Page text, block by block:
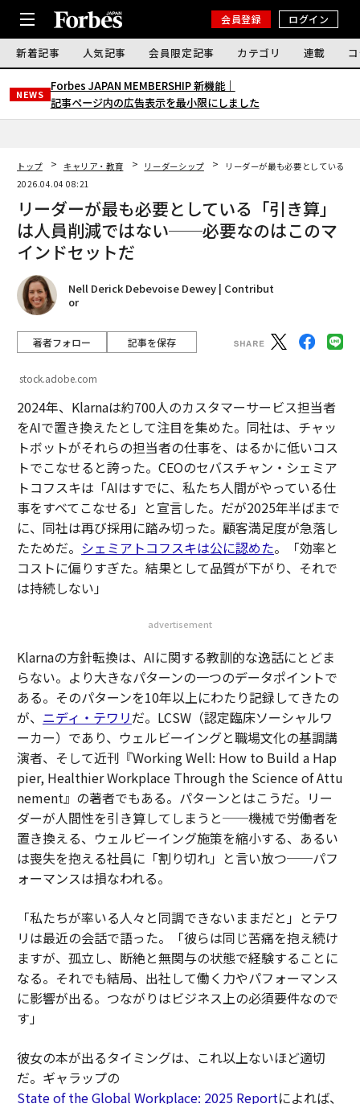
会員登録 ログイン
新着記事 人気記事 会員限定記事 カテゴリ 連載
NEWS
Forbes JAPAN MEMBERSHIP 新機能｜
記事ページ内の広告表示を最小限にしました
トップ キャリア・教育 リーダーシップ
リーダーが最も必要としている
2026.04.04 08:21
リーダーが最も必要としている「引き算」
は人員削減ではない──必要なのはこのマ
インドセットだ
Nell Derick Debevoise Dewey | Contribut
or
著者フォロー 記事を保存
stock.adobe.com
2024年、Klarnaは約700人のカスタマーサービス担当者
をAIで置き換えたとして注目を集めた。同社は、チャッ
トボットがそれらの担当者の仕事を、はるかに低いコス
トでこなせると誇った。CEOのセバスチャン・シェミア
トコフスキは「AIはすでに、私たち人間がやっている仕
事をすべてこなせる」と宣言した。だが2025年半ばまで
に、同社は再び採用に踏み切った。顧客満足度が急落し
たためだ。 シェミアトコフスキは公に認めた。「効率と
コストに偏りすぎた。結果として品質が下がり、それで
は持続しない」
advertisement
Klarnaの方針転換は、AIに関する教訓的な逸話にとどま
らない。より大きなパターンの一つのデータポイントで
ある。そのパターンを10年以上にわたり記録してきたの
が、 ニディ・テワリだ。LCSW（認定臨床ソーシャルワ
ーカー）であり、ウェルビーイングと職場文化の基調講
演者、そして近刊『Working Well: How to Build a Hap
pier, Healthier Workplace Through the Science of Attu
nement』の著者でもある。パターンとはこうだ。リー
ダーが人間性を引き算してしまうと──機械で労働者を
置き換える、ウェルビーイング施策を縮小する、あるい
は喪失を抱える社員に「割り切れ」と言い放つ──パフ
ォーマンスは損なわれる。
「私たちが率いる人々と同調できないままだと」とテワ
リは最近の会話で語った。「彼らは同じ苦痛を抱え続け
ますが、孤立し、断絶と無関与の状態で経験することに
なる。それでも結局、出社して働く力やパフォーマンス
に影響が出る。つながりはビジネス上の必須要件なので
す」
彼女の本が出るタイミングは、これ以上ないほど適切
だ。ギャラップの
State of the Global Workplace: 2025 Reportによれば、